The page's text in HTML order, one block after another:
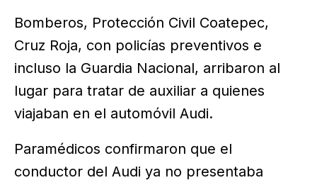
Bomberos, Protección Civil Coatepec,
Cruz Roja, con policías preventivos e
incluso la Guardia Nacional, arribaron al
lugar para tratar de auxiliar a quienes
viajaban en el automóvil Audi.
Paramédicos confirmaron que el
conductor del Audi ya no presentaba